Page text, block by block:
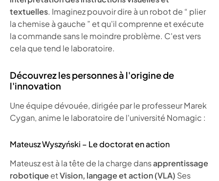
textuelles. Imaginez pouvoir dire à un robot de “ plier
la chemise à gauche ” et qu'il comprenne et exécute
la commande sans le moindre problème. C'est vers
cela que tend le laboratoire.
Découvrez les personnes à l'origine de
l'innovation
Une équipe dévouée, dirigée par le professeur Marek
Cygan, anime le laboratoire de l'université Nomagic :
Mateusz Wyszyński – Le doctorat en action
Mateusz est à la tête de la charge dansapprentissage
robotiqueetVision, langage et action (VLA) Ses